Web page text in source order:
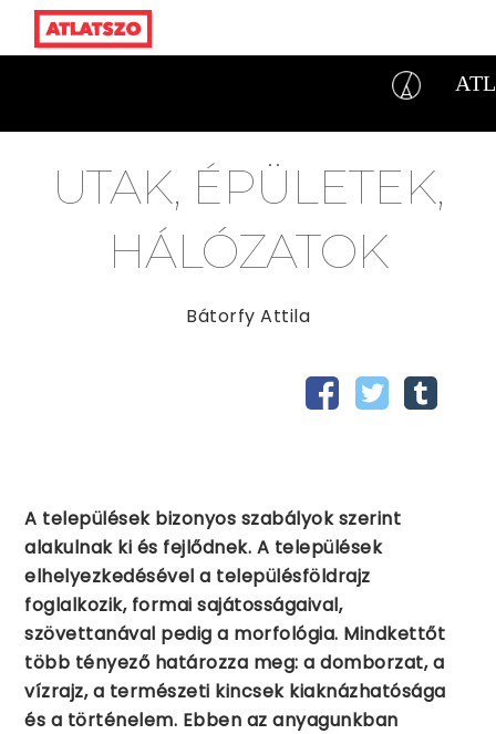
UTAK, ÉPÜLETEK,
HÁLÓZATOK
Bátorfy Attila
A települések bizonyos szabályok szerint
alakulnak ki és fejlődnek. A települések
elhelyezkedésével a településföldrajz
foglalkozik, formai sajátosságaival,
szövettanával pedig a morfológia. Mindkettőt
több tényező határozza meg: a domborzat, a
vízrajz, a természeti kincsek kiaknázhatósága
és a történelem. Ebben az anyagunkban